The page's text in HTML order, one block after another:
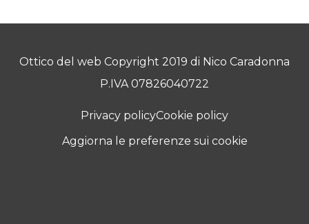
Ottico del web Copyright 2019 di Nico Caradonna
P.IVA 07826040722
Privacy policyCookie policy
Aggiorna le preferenze sui cookie